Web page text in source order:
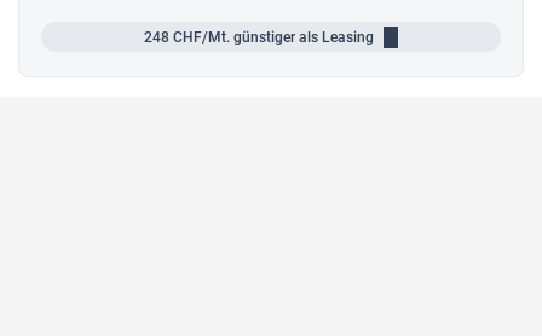
248 CHF/Mt. günstiger als Leasing